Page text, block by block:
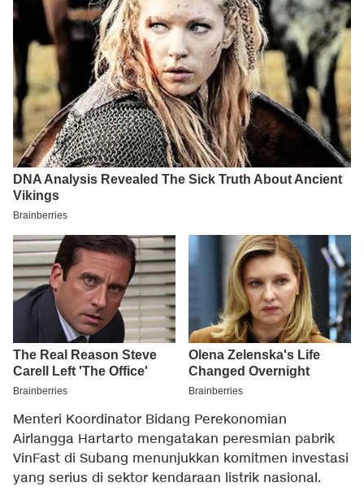
Menteri Koordinator Bidang Perekonomian
Airlangga Hartarto mengatakan peresmian pabrik
VinFast di Subang menunjukkan komitmen investasi
yang serius di sektor kendaraan listrik nasional.